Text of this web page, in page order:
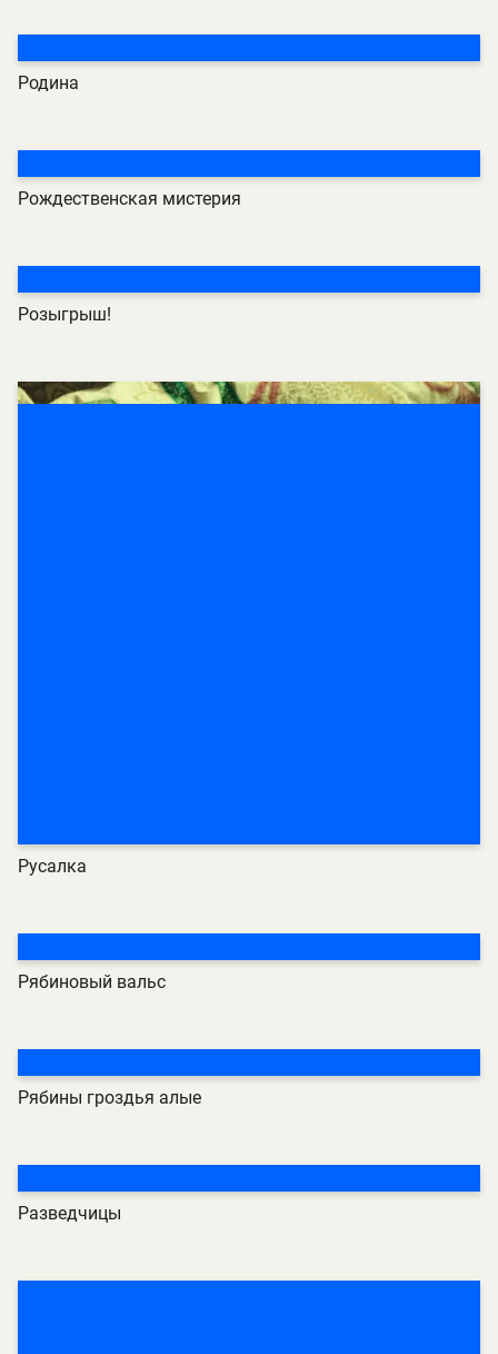
Родина
Рождественская мистерия
Розыгрыш!
Русалка
Рябиновый вальс
Рябины гроздья алые
Разведчицы